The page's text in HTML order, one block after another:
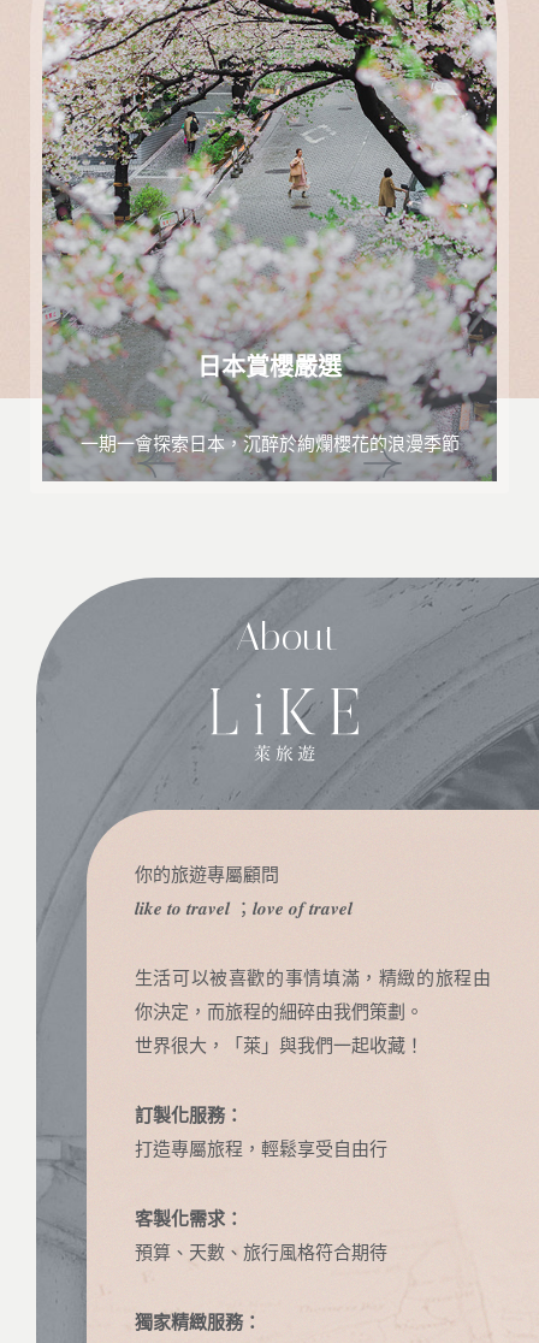
日本賞櫻嚴選
一期一會探索日本，沉醉於絢爛櫻花的浪漫季節
About
你的旅遊專屬顧問
𝒍𝒊𝒌𝒆 𝒕𝒐 𝒕𝒓𝒂𝒗𝒆𝒍 ；𝒍𝒐𝒗𝒆 𝒐𝒇 𝒕𝒓𝒂𝒗𝒆𝒍
生活可以被喜歡的事情填滿，精緻的旅程由
你決定，而旅程的細碎由我們策劃。
世界很大，「萊」與我們一起收藏！
訂製化服務：
打造專屬旅程，輕鬆享受自由行
客製化需求：
預算、天數、旅行風格符合期待
獨家精緻服務：